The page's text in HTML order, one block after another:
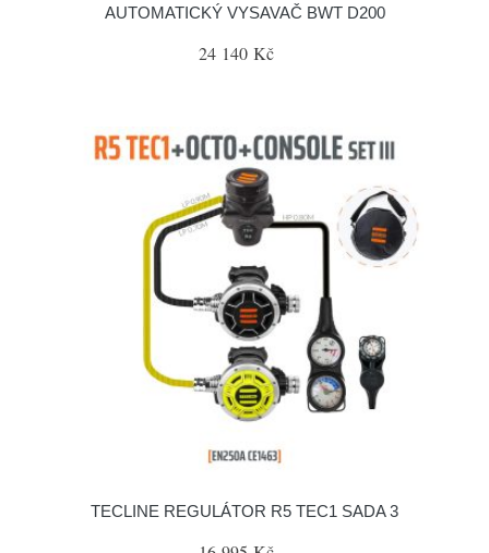
AUTOMATICKÝ VYSAVAČ BWT D200
24 140 Kč
TECLINE REGULÁTOR R5 TEC1 SADA 3